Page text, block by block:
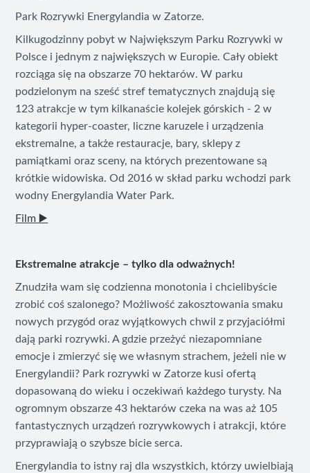
Park Rozrywki Energylandia w Zatorze.
Kilkugodzinny pobyt w Największym Parku Rozrywki w
Polsce i jednym z największych w Europie. Cały obiekt
rozciąga się na obszarze 70 hektarów. W parku
podzielonym na sześć stref tematycznych znajdują się
123 atrakcje w tym kilkanaście kolejek górskich - 2 w
kategorii hyper-coaster, liczne karuzele i urządzenia
ekstremalne, a także restauracje, bary, sklepy z
pamiątkami oraz sceny, na których prezentowane są
krótkie widowiska. Od 2016 w skład parku wchodzi park
wodny Energylandia Water Park.
Film ▶️
Ekstremalne atrakcje – tylko dla odważnych!
Znudziła wam się codzienna monotonia i chcielibyście
zrobić coś szalonego? Możliwość zakosztowania smaku
nowych przygód oraz wyjątkowych chwil z przyjaciółmi
dają parki rozrywki. A gdzie przeżyć niezapomniane
emocje i zmierzyć się we własnym strachem, jeżeli nie w
Energylandii? Park rozrywki w Zatorze kusi ofertą
dopasowaną do wieku i oczekiwań każdego turysty. Na
ogromnym obszarze 43 hektarów czeka na was aż 105
fantastycznych urządzeń rozrywkowych i atrakcji, które
przyprawiają o szybsze bicie serca.
Energylandia to istny raj dla wszystkich, którzy uwielbiają